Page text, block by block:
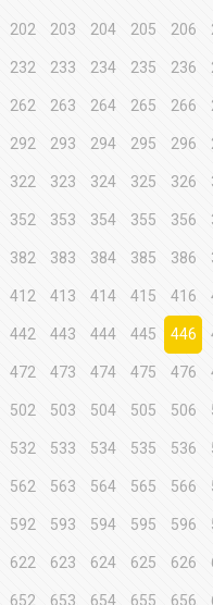
202 203 204 205 206
232 233 234 235 236
262 263 264 265 266
292 293 294 295 296
322 323 324 325 326
352 353 354 355 356
382 383 384 385 386
412 413 414 415 416
442 443 444 445 446
472 473 474 475 476
502 503 504 505 506
532 533 534 535 536
562 563 564 565 566
592 593 594 595 596
622 623 624 625 626
652 653 654 655 656